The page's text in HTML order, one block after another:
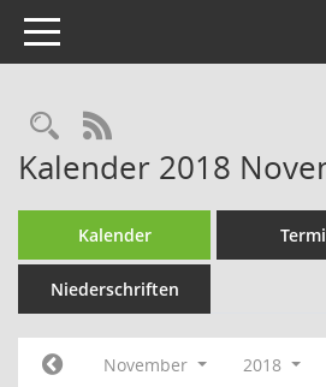
Toggle navigation
Rechercheauswahl
RSS-Feed
Kalender 2018
Kalender
Niederschriften
November 2018